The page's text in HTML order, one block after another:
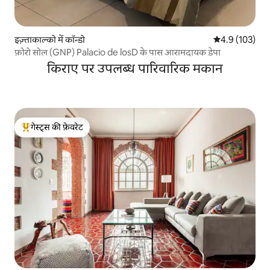
इज़्ताकाल्को में कॉन्डो औसत रेटिंग 5 में
4.9 (103)
फ़ोरो सोल (GNP) Palacio de losD के पास आरामदायक डेपा
किराए पर उपलब्ध पारिवारिक मकान
गेस्ट्स का टॉप फ़ेवरेट
गेस्ट्स की फ़ेवरेट